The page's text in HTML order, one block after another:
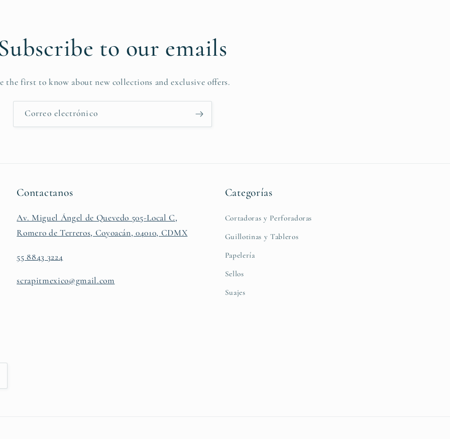
to our emails
the first to know about new collections and exclusive offers.
Correo electrónico
Contactanos
Av. Miguel Ángel de Quevedo 505-Local C,
Romero de Terreros, Coyoacán, 04010, CDMX
55 8843 3224
scrapitmexico@gmail.com
Categorías
Cortadoras y Perforadoras
Guillotinas y Tableros
Papelería
Sellos
Suajes